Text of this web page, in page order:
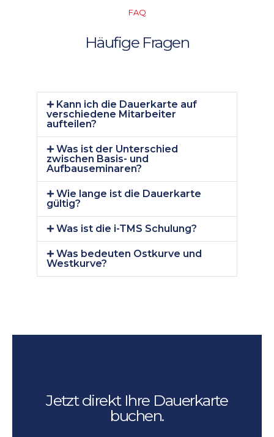
FAQ
Häufige Fragen
Kann ich die Dauerkarte auf
verschiedene Mitarbeiter
aufteilen?
Was ist der Unterschied
zwischen Basis- und
Aufbauseminaren?
Wie lange ist die Dauerkarte
gültig?
Was ist die i-TMS Schulung?
Was bedeuten Ostkurve und
Westkurve?
Jetzt direkt Ihre Dauerkarte
buchen.